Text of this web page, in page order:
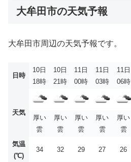
大牟田市の天気予報
大牟田市周辺の天気予報です。
日時
10日
18時
10日
21時
11日
00時
11日
03時
11日
06時
天気
厚い
雲
厚い
雲
厚い
雲
厚い
雲
厚い
雲
気温
(℃)
34 32 29 27 26